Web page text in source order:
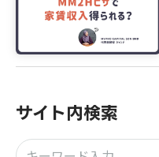
サイト内検索